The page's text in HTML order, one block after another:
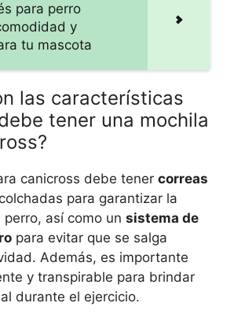
para perro
y
tu mascota
las características
tener una mochila
canicross debe tener correas
para garantizar la
así como un sistema de
para evitar que se salga
Además, es importante
y transpirable para brindar
durante el ejercicio.